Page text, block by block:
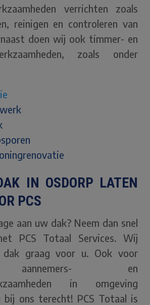
verrichten zoals
reinigen en controleren van
doen wij ook timmer- en
zoals onder
IN OSDORP LATEN
PCS
aan uw dak? Neem dan snel
PCS Totaal Services. Wij
dak graag voor u. Ook voor
aannemers- en
in omgeving
bij ons terecht! PCS Totaal is